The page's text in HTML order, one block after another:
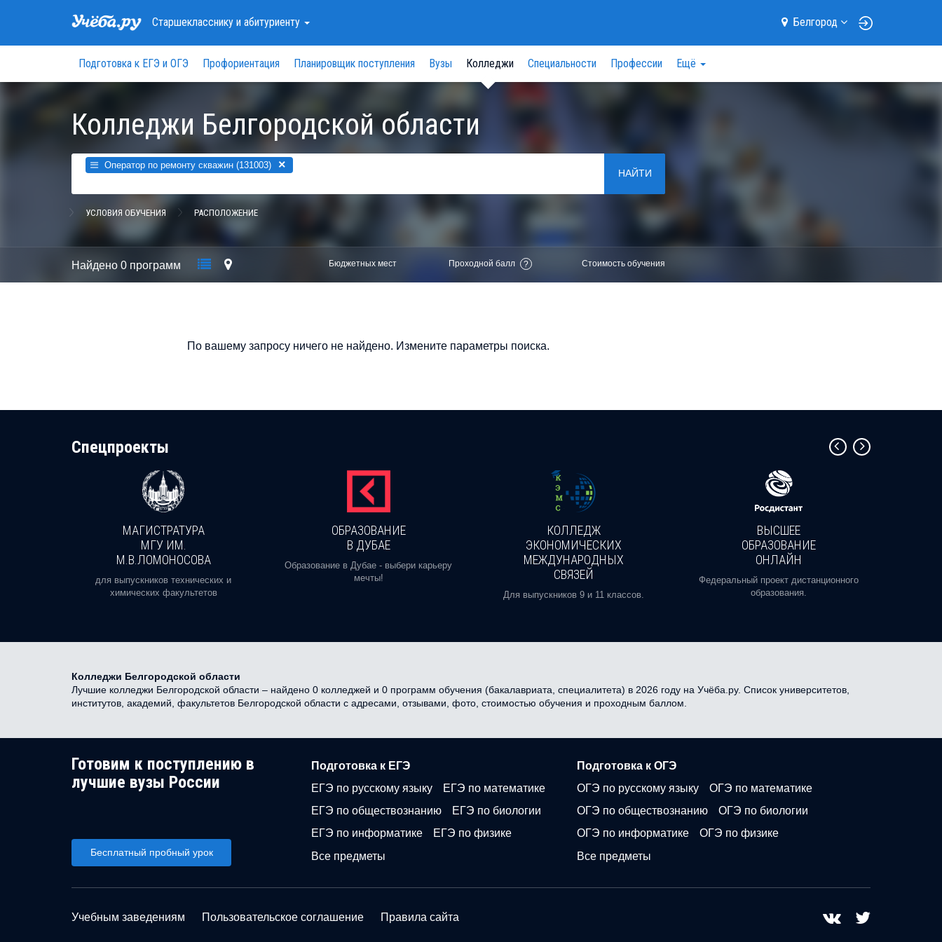
Старшеклассникуи абитуриенту Белгород
Подготовка к ЕГЭ и ОГЭ Профориентация Планировщик поступления Вузы Колледжи Специальности Профессии Ещё
Колледжи Белгородской области
Оператор по ремонту скважин (131003) ×
НАЙТИ
УСЛОВИЯ ОБУЧЕНИЯ РАСПОЛОЖЕНИЕ
Найдено 0 программ Бюджетных мест Проходной балл ? Стоимость обучения
По вашему запросу ничего не найдено. Измените параметры поиска.
Cпецпроекты
МАГИСТРАТУРА
МГУ ИМ.
М.В.ЛОМОНОСОВА
для выпускников технических и
химических факультетов
ОБРАЗОВАНИЕ
В ДУБАЕ
Образование в Дубае - выбери карьеру
мечты!
КОЛЛЕДЖ
ЭКОНОМИЧЕСКИХ
МЕЖДУНАРОДНЫХ
СВЯЗЕЙ
Для выпускников 9 и 11 классов.
ВЫСШЕЕ
ОБРАЗОВАНИЕ
ОНЛАЙН
Федеральный проект дистанционного
образования.
Колледжи Белгородской области
Лучшие колледжи Белгородской области – найдено 0 колледжей и 0 программ обучения (бакалавриата, специалитета) в 2026 году на Учёба.ру. Список университетов,
институтов, академий, факультетов Белгородской области с адресами, отзывами, фото, стоимостью обучения и проходным баллом.
Готовим к поступлению в
лучшие вузы России
Бесплатный пробный урок
Подготовка к ЕГЭ
ЕГЭ по русскому языку
ЕГЭ по математике
ЕГЭ по обществознанию
ЕГЭ по биологии
ЕГЭ по информатике
ЕГЭ по физике
Все предметы
Подготовка к ОГЭ
ОГЭ по русскому языку
ОГЭ по математике
ОГЭ по обществознанию
ОГЭ по биологии
ОГЭ по информатике
ОГЭ по физике
Все предметы
Учебным заведениям Пользовательское соглашение Правила сайта